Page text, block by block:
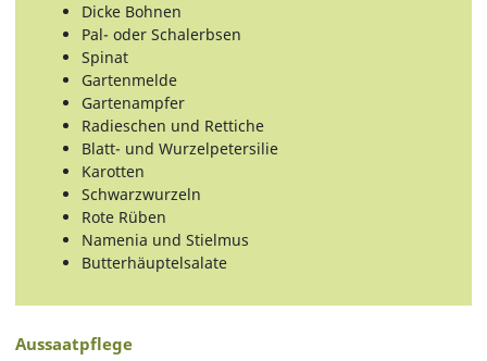
Dicke Bohnen
Pal- oder Schalerbsen
Spinat
Gartenmelde
Gartenampfer
Radieschen und Rettiche
Blatt- und Wurzelpetersilie
Karotten
Schwarzwurzeln
Rote Rüben
Namenia und Stielmus
Butterhäuptelsalate
Aussaatpflege